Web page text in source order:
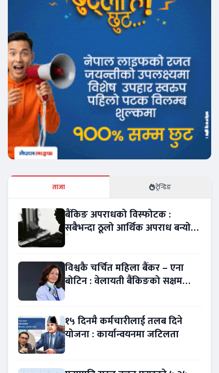
ताजा ट्रेन्डिङ
बैंकिङ अपराधको विस्फोटक :
सबैभन्दा ठूलो आर्थिक अपराध बन्यो
विश्वकै चर्चित महिला बैंकर – एना
बोटिन : वेलायती बैंकिङको सक्षम
१५ दिनमै कर्मचारीलाई तलब दिने
योजना : कार्यान्वयनमा जटिलता